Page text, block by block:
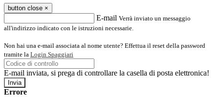
button close ×
E-mail Verrà inviato un messaggio
all'indirizzo indicato con le istruzioni necessarie.
Non hai una e-mail associata al nome utente? Effettua il reset della password
tramite la Login Spaggiari
E-mail inviata, si prega di controllare la casella di posta elettronica!
Errore